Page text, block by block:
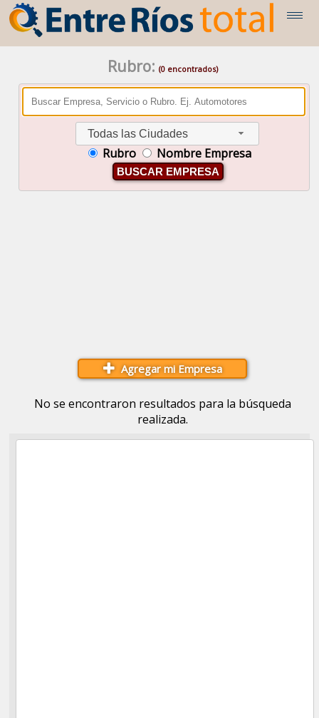
Rubro: (0 encontrados)
Todas las Ciudades
Rubro Nombre Empresa
BUSCAR EMPRESA
Agregar mi Empresa
No se encontraron resultados para la búsqueda
realizada.